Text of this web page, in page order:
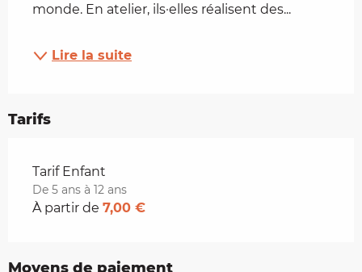
monde. En atelier, ils·elles réalisent des...
Lire la suite
Tarifs
Tarifs 2026
Tarif Enfant
De 5 ans à 12 ans
À partir de 7,00 €
Moyens de paiement